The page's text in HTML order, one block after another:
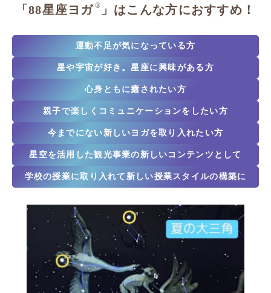
「88星座ヨガ® 」はこんな方におすすめ！
運動不足が気になっている方
星や宇宙が好き。星座に興味がある方
心身ともに癒されたい方
親子で楽しくコミュニケーションをしたい方
今までにない新しいヨガを取り入れたい方
星空を活用した観光事業の新しいコンテンツとして
学校の授業に取り入れて新しい授業スタイルの構築に